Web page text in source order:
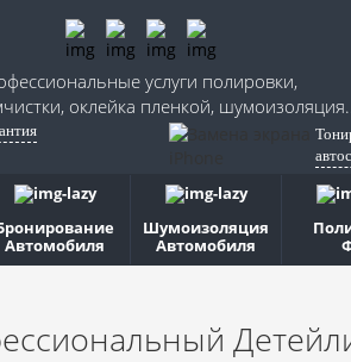
услуги полировки,
оклейка пленкой,
Автомобиля
Шумоизоляция
Автомобиля